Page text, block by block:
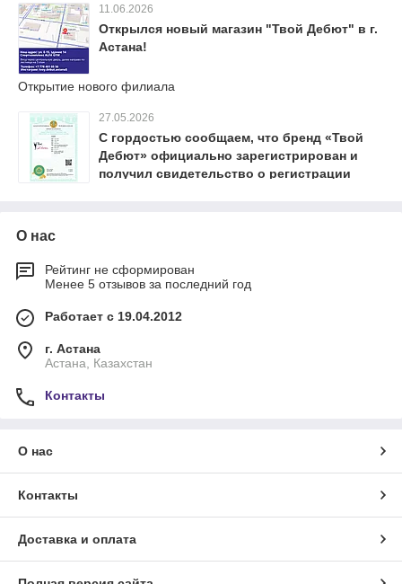
11.06.2026
Открылся новый магазин "Твой Дебют" в г.
Астана!
Открытие нового филиала
27.05.2026
С гордостью сообщаем, что бренд «Твой
Дебют» официально зарегистрирован и
получил свидетельство о регистрации
О нас
Рейтинг не сформирован
Менее 5 отзывов за последний год
Работает с 19.04.2012
г. Астана
Астана, Казахстан
Контакты
О нас
Контакты
Доставка и оплата